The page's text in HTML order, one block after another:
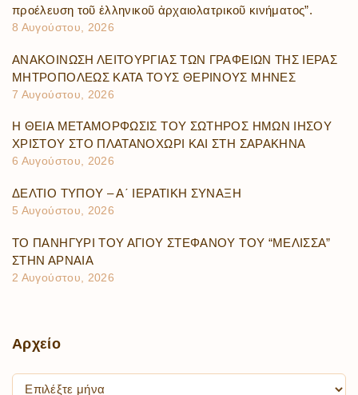
προέλευση τοῦ ἑλληνικοῦ ἀρχαιολατρικοῦ κινήματος”.
8 Αυγούστου, 2026
ΑΝΑΚΟΙΝΩΣΗ ΛΕΙΤΟΥΡΓΙΑΣ ΤΩΝ ΓΡΑΦΕΙΩΝ ΤΗΣ ΙΕΡΑΣ
ΜΗΤΡΟΠΟΛΕΩΣ ΚΑΤΑ ΤΟΥΣ ΘΕΡΙΝΟΥΣ ΜΗΝΕΣ
7 Αυγούστου, 2026
Η ΘΕΙΑ ΜΕΤΑΜΟΡΦΩΣΙΣ ΤΟΥ ΣΩΤΗΡΟΣ ΗΜΩΝ ΙΗΣΟΥ
ΧΡΙΣΤΟΥ ΣΤΟ ΠΛΑΤΑΝΟΧΩΡΙ ΚΑΙ ΣΤΗ ΣΑΡΑΚΗΝΑ
6 Αυγούστου, 2026
ΔΕΛΤΙΟ ΤΥΠΟΥ – Α΄ ΙΕΡΑΤΙΚΗ ΣΥΝΑΞΗ
5 Αυγούστου, 2026
ΤΟ ΠΑΝΗΓΥΡΙ ΤΟΥ ΑΓΙΟΥ ΣΤΕΦΑΝΟΥ ΤΟΥ “ΜΕΛΙΣΣΑ”
ΣΤΗΝ ΑΡΝΑΙΑ
2 Αυγούστου, 2026
Αρχείο